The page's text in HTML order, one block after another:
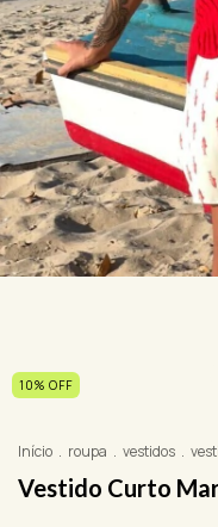
10% OFF
Início . roupa . vestidos .
Vestido Curto